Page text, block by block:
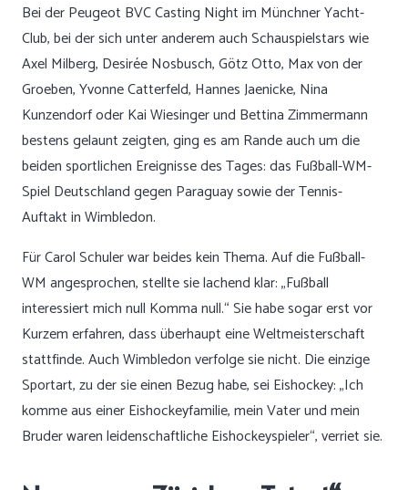
Bei der Peugeot BVC Casting Night im Münchner Yacht-
Club, bei der sich unter anderem auch Schauspielstars wie
Axel Milberg, Desirée Nosbusch, Götz Otto, Max von der
Groeben, Yvonne Catterfeld, Hannes Jaenicke, Nina
Kunzendorf oder Kai Wiesinger und Bettina Zimmermann
bestens gelaunt zeigten, ging es am Rande auch um die
beiden sportlichen Ereignisse des Tages: das Fußball-WM-
Spiel Deutschland gegen Paraguay sowie der Tennis-
Auftakt in Wimbledon.
Für Carol Schuler war beides kein Thema. Auf die Fußball-
WM angesprochen, stellte sie lachend klar: „Fußball
interessiert mich null Komma null.“ Sie habe sogar erst vor
Kurzem erfahren, dass überhaupt eine Weltmeisterschaft
stattfinde. Auch Wimbledon verfolge sie nicht. Die einzige
Sportart, zu der sie einen Bezug habe, sei Eishockey: „Ich
komme aus einer Eishockeyfamilie, mein Vater und mein
Bruder waren leidenschaftliche Eishockeyspieler“, verriet sie.